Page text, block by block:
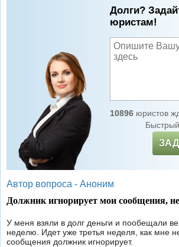
Долги?
юристам!
10896юристов
Автор вопроса - Аноним
Должник игнорирует мои сообщения,
У меня взяли в долг деньги и пообещали
неделю. Идет уже третья неделя, как мне
сообщения должник игнорирует.